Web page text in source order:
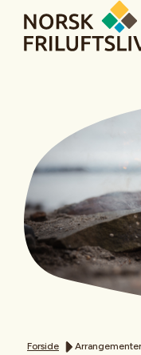
Forside Arrangementer